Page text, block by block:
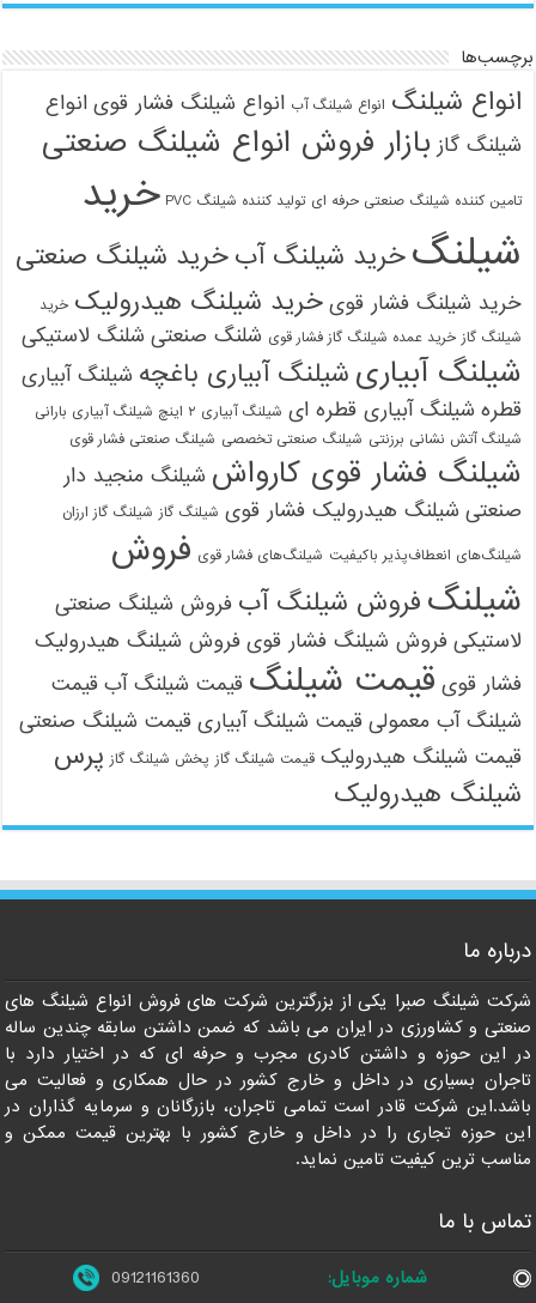
برچسب‌ها
انواع شیلنگ انواع شیلنگ آب انواع شیلنگ فشار قوی انواع
شیلنگ گاز بازار فروش انواع شیلنگ صنعتی
تامین کننده شیلنگ صنعتی حرفه ای تولید کننده شیلنگ PVC
خرید
شیلنگخرید شیلنگ آبخرید شیلنگ صنعتی
خرید شیلنگ فشار قوی خرید شیلنگ هیدرولیک خرید
شیلنگ گاز خرید عمده شیلنگ گاز فشار قوی شلنگ صنعتی شلنگ لاستیکی
شیلنگ آبیاری شیلنگ آبیاری باغچه شیلنگ آبیاری
قطره شیلنگ آبیاری قطره ای شیلنگ آبیاری ۲ اینچ شیلنگ آبیاری بارانی
شیلنگ آتش نشانی برزنتی شیلنگ صنعتی تخصصی شیلنگ صنعتی فشار قوی
شیلنگ فشار قوی کارواش شیلنگ منجید دار
صنعتی شیلنگ هیدرولیک فشار قوی شیلنگ گاز شیلنگ گاز ارزان
شیلنگ‌های انعطاف‌پذیر باکیفیت شیلنگ‌های فشار قوی فروش
شیلنگ فروش شیلنگ آب فروش شیلنگ صنعتی
لاستیکی فروش شیلنگ فشار قوی فروش شیلنگ هیدرولیک
فشار قوی قیمت شیلنگ قیمت شیلنگ آب قیمت
شیلنگ آب معمولی قیمت شیلنگ آبیاری قیمت شیلنگ صنعتی
قیمت شیلنگ هیدرولیک قیمت شیلنگ گاز پخش شیلنگ گاز پرس
شیلنگ هیدرولیک
درباره ما
شرکت شیلنگ صبرا یکی از بزرگترین شرکت های فروش انواع شیلنگ های
صنعتی و کشاورزی در ایران می باشد که ضمن داشتن سابقه چندین ساله
در این حوزه و داشتن کادری مجرب و حرفه ای که در اختیار دارد با
تاجران بسیاری در داخل و خارج کشور در حال همکاری و فعالیت می
باشد.این شرکت قادر است تمامی تاجران، بازرگانان و سرمایه گذاران در
این حوزه تجاری را در داخل و خارج کشور با بهترین قیمت ممکن و
مناسب ترین کیفیت تامین نماید.
تماس با ما
شماره موبایل:
09121161360